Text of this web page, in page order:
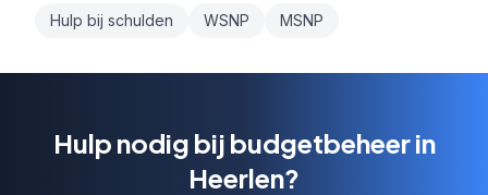
Hulp bij schulden WSNP MSNP
Hulp nodig bij budgetbeheer in
Heerlen?